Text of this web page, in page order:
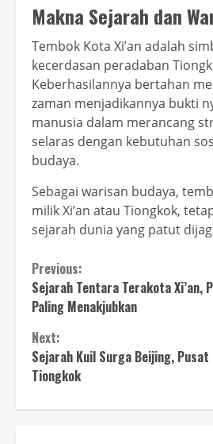
Makna Sejarah dan
Tembok Kota Xi’an adalah
kecerdasan peradaban
Keberhasilannya bertahan
zaman menjadikannya bukti
manusia dalam merancang
selaras dengan kebutuhan
budaya.
Sebagai warisan budaya,
milik Xi’an atau Tiongkok,
sejarah dunia yang patut
Continue
Reading
Previous:
Sejarah Tentara Terakota Xi’an,
Paling Menakjubkan
Next:
Sejarah Kuil Surga Beijing,
Tiongkok